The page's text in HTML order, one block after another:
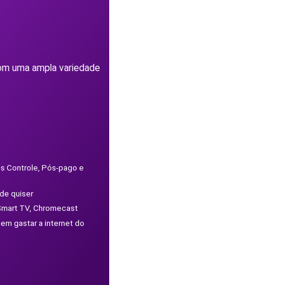
uma ampla variedade
Controle, Pós-pago e
quiser
TV, Chromecast
gastar a internet do